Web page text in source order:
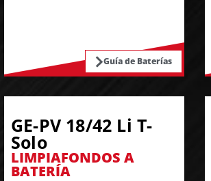
Guía de Baterías
GE-PV 18/42 Li T-
Solo
LIMPIAFONDOS A
BATERÍA